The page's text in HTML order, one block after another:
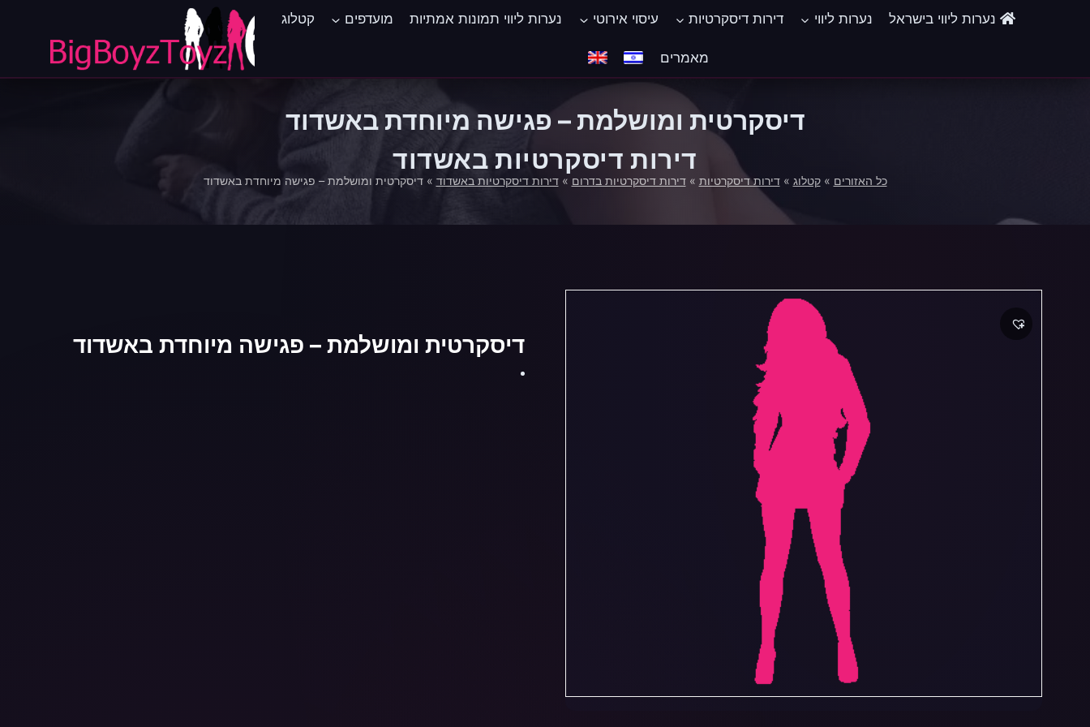
נערות ליווי בישראל נערות ליווי דירות דיסקרטיות עיסוי אירוטי נערות ליווי תמונות אמתיות מועדפים קטלוג
‏מאמרים
דיסקרטית ומושלמת – פגישה מיוחדת באשדוד
דירות דיסקרטיות באשדוד
כל האזורים »קטלוג »דירות דיסקרטיות »דירות דיסקרטיות בדרום »דירות דיסקרטיות באשדוד »דיסקרטית ומושלמת – פגישה מיוחדת באשדוד
דיסקרטית ומושלמת – פגישה מיוחדת באשדוד